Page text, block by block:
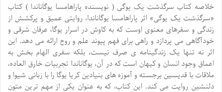
خلاصه کتاب سرگذشت یک یوگی ( نویسنده پاراهامسا یوگاناندا ) کتاب
«سرگذشت یک یوگی» اثر پاراهامسا یوگاناندا، روایتی عمیق و پرکشش از
زندگی و سفرهای معنوی اوست که به کاوش در اسرار یوگا، عرفان شرقی و
خودآگاهی می پردازد و راهی برای فهم پیوند علم و روح ارائه می دهد. این
اثر نه تنها یک زندگینامه ی صرف نیست، بلکه سفری الهام بخش به
اعماق وجود انسان و کیهان است که در آن، یوگاناندا تجربیات خارق العاده،
ملاقات با قدیسین برجسته و آموزه های بنیادین کریا یوگا را با زبانی شیوا و
دلنشین روایت می کند. این کتاب، که به عنوان یکی از مهم ترین متون